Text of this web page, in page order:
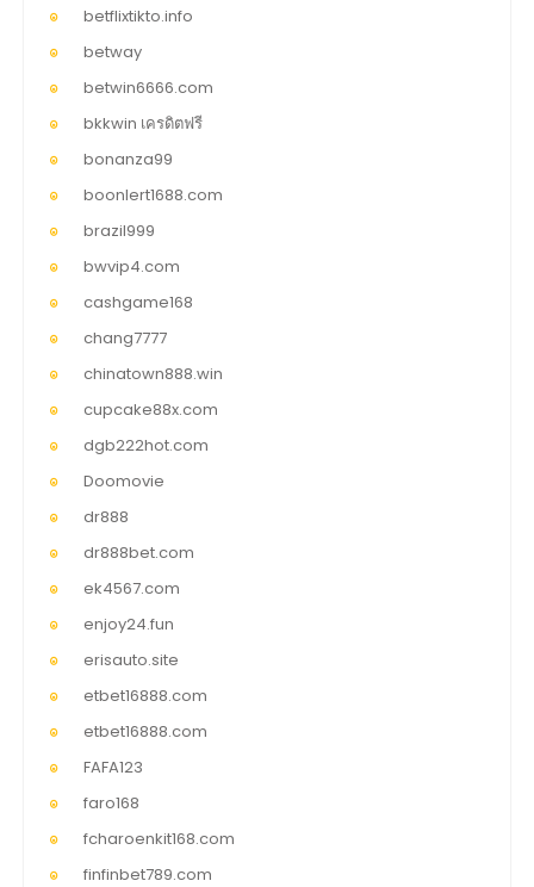
betflixtikto.info
betway
betwin6666.com
bkkwin เครดิตฟรี
bonanza99
boonlert1688.com
brazil999
bwvip4.com
cashgame168
chang7777
chinatown888.win
cupcake88x.com
dgb222hot.com
Doomovie
dr888
dr888bet.com
ek4567.com
enjoy24.fun
erisauto.site
etbet16888.com
etbet16888.com
FAFA123
faro168
fcharoenkit168.com
finfinbet789.com